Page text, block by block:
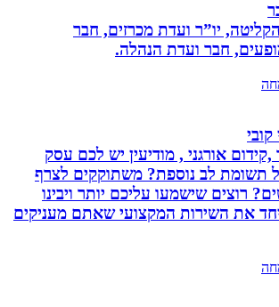
יו”ר ועדת מכרזים, חבר
חבר ועדת הנהלה.
אורגני , מודיעין יש לכם עסק
לב נוספת? משתוקקים לצרף
רוצים שישמעו עליכם יותר ויבינו
את השירות המקצועי שאתם מעניקים